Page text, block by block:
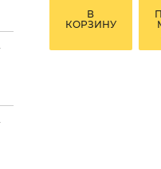
В
КОРЗИНУ